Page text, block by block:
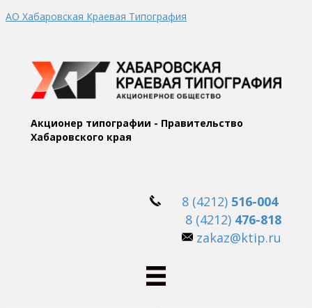
АО Хабаровская Краевая Типография
Акционер типографии - Правительство
Хабаровского края
8 (4212) 516-004
8 (4212) 476-818
zakaz@ktip.ru